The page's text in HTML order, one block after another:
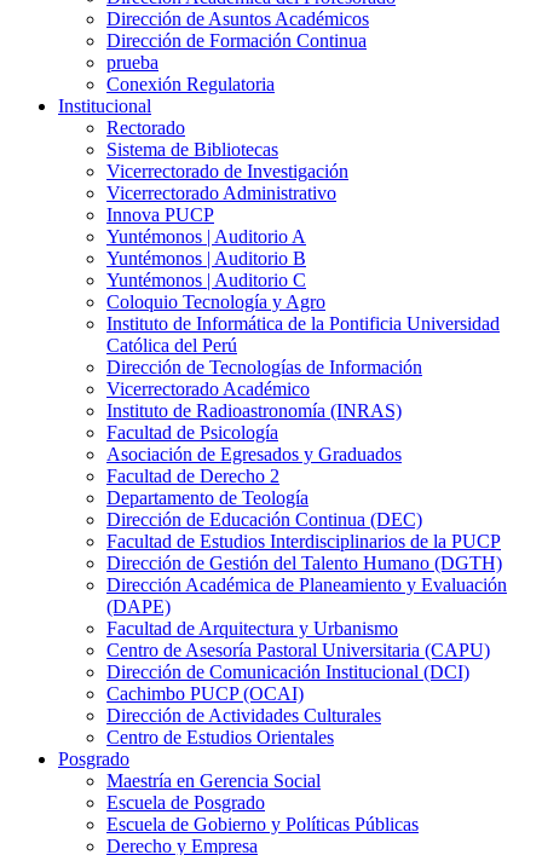
Dirección de Asuntos Académicos
Dirección de Formación Continua
prueba
Conexión Regulatoria
Institucional
Rectorado
Sistema de Bibliotecas
Vicerrectorado de Investigación
Vicerrectorado Administrativo
Innova PUCP
Yuntémonos | Auditorio A
Yuntémonos | Auditorio B
Yuntémonos | Auditorio C
Coloquio Tecnología y Agro
Instituto de Informática de la Pontificia Universidad
Católica del Perú
Dirección de Tecnologías de Información
Vicerrectorado Académico
Instituto de Radioastronomía (INRAS)
Facultad de Psicología
Asociación de Egresados y Graduados
Facultad de Derecho 2
Departamento de Teología
Dirección de Educación Continua (DEC)
Facultad de Estudios Interdisciplinarios de la PUCP
Dirección de Gestión del Talento Humano (DGTH)
Dirección Académica de Planeamiento y Evaluación
(DAPE)
Facultad de Arquitectura y Urbanismo
Centro de Asesoría Pastoral Universitaria (CAPU)
Dirección de Comunicación Institucional (DCI)
Cachimbo PUCP (OCAI)
Dirección de Actividades Culturales
Centro de Estudios Orientales
Posgrado
Maestría en Gerencia Social
Escuela de Posgrado
Escuela de Gobierno y Políticas Públicas
Derecho y Empresa